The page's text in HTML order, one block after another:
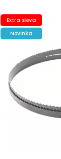
Extra sleva
Novinka